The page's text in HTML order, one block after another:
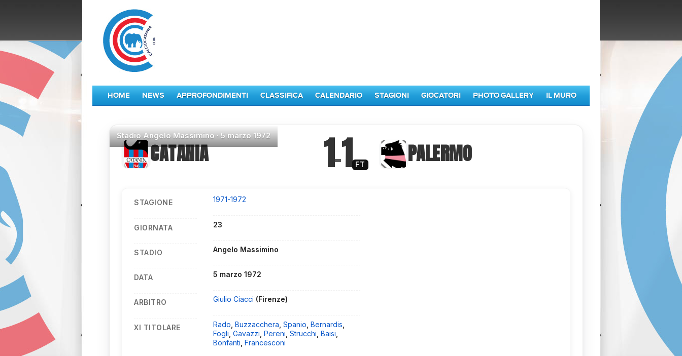
HOME NEWS APPROFONDIMENTI CLASSIFICA CALENDARIO STAGIONI GIOCATORI PHOTO GALLERY IL MURO
StadioAngelo Massimino ·5 marzo 1972
CATANIA 1–1 FT PALERMO
STAGIONE 1971-1972
GIORNATA 23
STADIO Angelo Massimino
DATA 5 marzo 1972
ARBITRO Giulio Ciacci (Firenze)
XI TITOLARE Rado ,Buzzacchera ,Spanio ,Bernardis
Fogli ,Gavazzi ,Pereni ,Strucchi ,Baisi
Bonfanti ,Francesconi